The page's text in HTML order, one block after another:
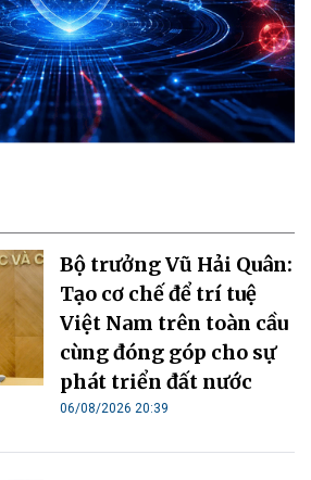
Bộ trưởng Vũ Hải Quân:
Tạo cơ chế để trí tuệ
Việt Nam trên toàn cầu
cùng đóng góp cho sự
phát triển đất nước
06/08/2026 20:39